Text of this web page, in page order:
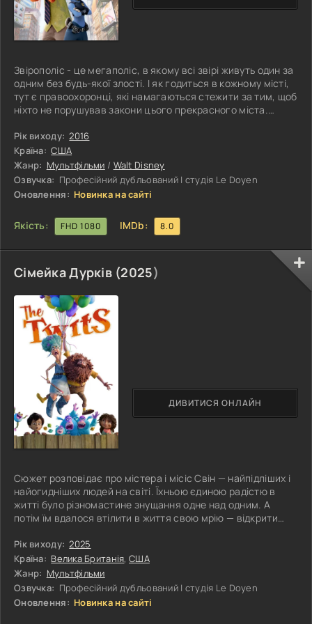
Звірополіс - це мегаполіс, в якому всі звірі живуть один за
одним без будь-якої злості. І як годиться в кожному місті,
тут є правоохоронці, які намагаються стежити за тим, щоб
ніхто не порушував закони цього прекрасного міста.
з'явився новобранець, маленька зайчиха, яку звуть Джуді
Хоппс. З першого дня на посаді офіцера поліції вона
розуміє, наскільки їй буде складно чогось досягти в цьому
напрямку. Адже вона маленька, і ніхто не сприймає її
Рік виходу: 2016
Країна: США
Жанр: Мультфільми / Walt Disney
Озвучка: Професійний дубльований | студія Le Doyen
Оновлення: Новинка на сайті
Якість: FHD 1080 IMDb: 8.0
Сімейка Дурків (2025)
Сюжет розповідає про містера і місіс Свін — найпідліших і
найогидніших людей на світі. Їхньою єдиною радістю в
житті було різномастине знущання одне над одним. А
потім їм вдалося втілити в життя свою мрію — відкрити
Бачачи, що підприємство Свінів загрожує знищити ціле
місто, на хитру операцію з порятунку вирушають дві
відважні сироти і сімейство чарівних мавп.
Рік виходу: 2025
Країна: Велика Британія,США
Жанр: Мультфільми
Озвучка: Професійний дубльований | студія Le Doyen
Оновлення: Новинка на сайті
ДИВИТИСЯ ОНЛАЙН